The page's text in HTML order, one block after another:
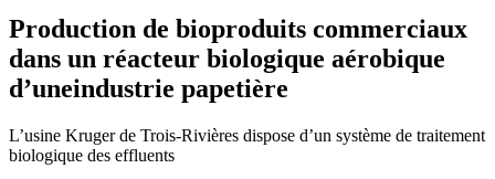
Production de bioproduits commerciaux
dans un réacteur biologique aérobique
d’uneindustrie papetière
L’usine Kruger de Trois-Rivières dispose d’un système de traitement
biologique des effluents